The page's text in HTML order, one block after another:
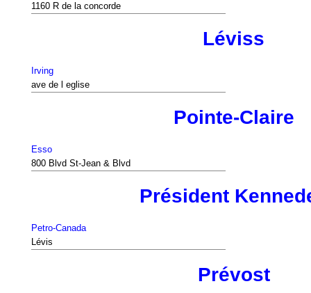
1160 R de la concorde
Léviss
Irving
ave de l eglise
Pointe-Claire
Esso
800 Blvd St-Jean & Blvd
Président
Petro-Canada
Lévis
Prévost